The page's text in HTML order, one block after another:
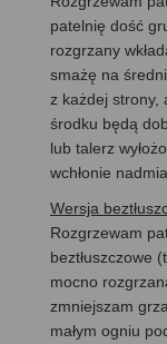
patelnię dość
rozgrzany
smażę na
z każdej strony,
środku będą
lub talerz
wchłonie
Wersja
Rozgrzewam
beztłuszczowe
mocno
zmniejszam
małym ogniu